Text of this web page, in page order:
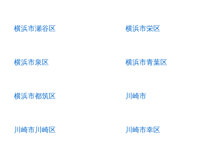
横浜市瀬谷区 横浜市栄区
横浜市泉区 横浜市青葉区
横浜市都筑区 川崎市
川崎市川崎区 川崎市幸区